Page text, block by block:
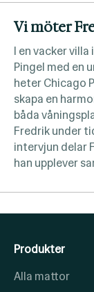
Vi möter
I en vacker
Pingel med en
heter Chicago
skapa en
båda
Fredrik under
intervjun delar
han upplever
Produkter
Alla mattor